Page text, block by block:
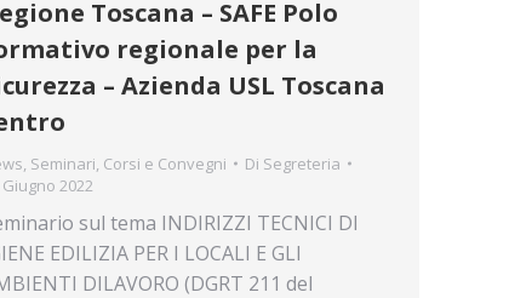
Toscana – SAFE Polo
regionale per la
– Azienda USL Toscana
, Seminari, Corsi e Convegni Di Segreteria
2022
sul tema INDIRIZZI TECNICI DI
EDILIZIA PER I LOCALI E GLI
DILAVORO (DGRT 211 del